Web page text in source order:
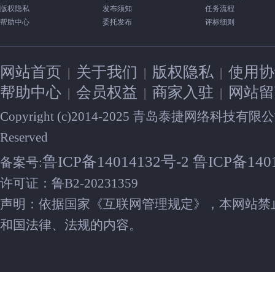
版权隐私
帮助中心
发布须知
委托发布
任务流程
评标细则
网站首页 | 关于我们 | 版权隐私 | 使用
帮助中心 | 会员权益 | 商家入驻 | 网站
Copyright (c)2014-2025 青岛泰捷网络科技有限
Reserved
备案号:鲁ICP备14014132号-2 鲁ICP备
许可证：鲁B2-20231359
声明：依据国家《互联网管理规定》，本网站
和国法律、法规的内容。